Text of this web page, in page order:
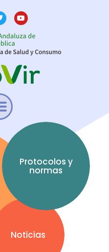
Protocolos y
normas
Noticias